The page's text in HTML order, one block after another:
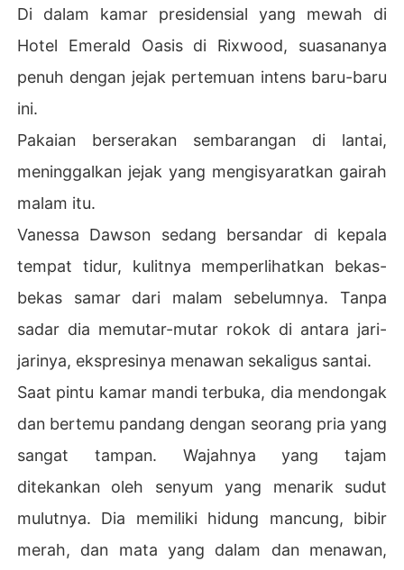
Baru kemudian, ketika dia harus menemui Tuan Fuller ya
ng terkenal untuk membantu urusan bisnisnya, dia men
ur sama sekali.
Menawarkanmu Sesuatu yang Lebih
Baik
Di dalam kamar presidensial yang mewah di
Hotel Emerald Oasis di Rixwood, suasananya
penuh dengan jejak pertemuan intens baru-baru
ini.
Pakaian berserakan sembarangan di lantai,
meninggalkan jejak yang mengisyaratkan gairah
malam itu.
Vanessa Dawson sedang bersandar di kepala
tempat tidur, kulitnya memperlihatkan bekas-
bekas samar dari malam sebelumnya. Tanpa
sadar dia memutar-mutar rokok di antara jari-
jarinya, ekspresinya menawan sekaligus santai.
Saat pintu kamar mandi terbuka, dia mendongak
dan bertemu pandang dengan seorang pria yang
sangat tampan. Wajahnya yang tajam
ditekankan oleh senyum yang menarik sudut
mulutnya. Dia memiliki hidung mancung, bibir
merah, dan mata yang dalam dan menawan,